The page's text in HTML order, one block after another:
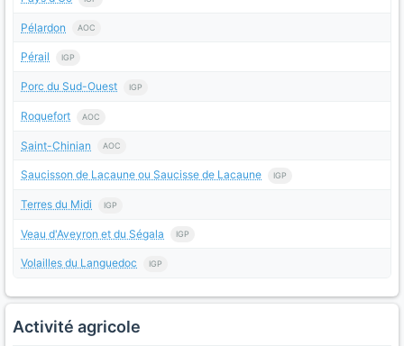
Pélardon AOC
Pérail IGP
Porc du Sud-Ouest IGP
Roquefort AOC
Saint-Chinian AOC
Saucisson de Lacaune ou Saucisse de Lacaune IGP
Terres du Midi IGP
Veau d'Aveyron et du Ségala IGP
Volailles du Languedoc IGP
Activité agricole